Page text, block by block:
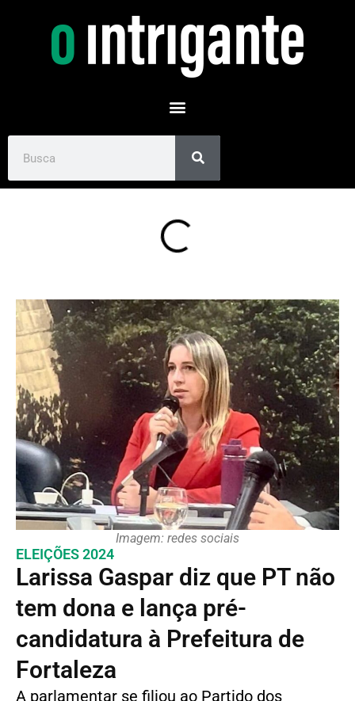
Imagem: redes sociais
ELEIÇÕES 2024
Larissa Gaspar diz que PT não
tem dona e lança pré-
candidatura à Prefeitura de
Fortaleza
A parlamentar se filiou ao Partido dos